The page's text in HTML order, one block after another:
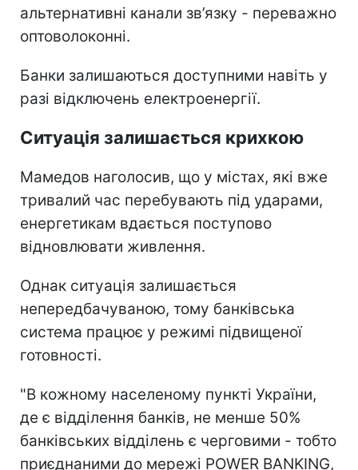
альтернативні канали зв’язку - переважно
оптоволоконні.
Банки залишаються доступними навіть у
разі відключень електроенергії.
Ситуація залишається крихкою
Мамедов наголосив, що у містах, які вже
тривалий час перебувають під ударами,
енергетикам вдається поступово
відновлювати живлення.
Однак ситуація залишається
непередбачуваною, тому банківська
система працює у режимі підвищеної
готовності.
"В кожному населеному пункті України,
де є відділення банків, не менше 50%
банківських відділень є черговими - тобто
приєднаними до мережі POWER BANKING,